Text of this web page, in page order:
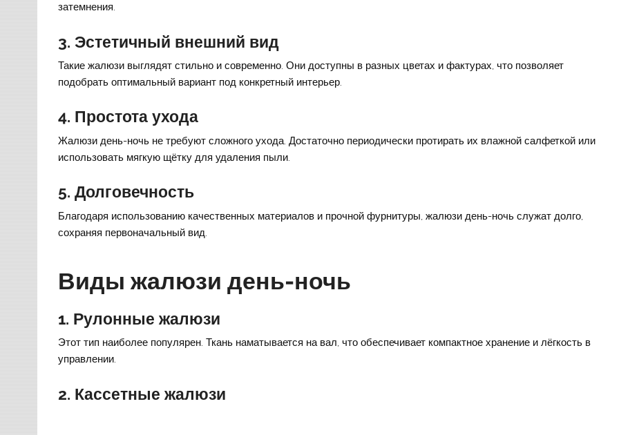
затемнения.
3.Эстетичный внешний вид
Такие жалюзи выглядят стильно и современно. Они доступны в разных цветах и фактурах, что позволяет
подобрать оптимальный вариант под конкретный интерьер.
4. Простота ухода
Жалюзи день-ночь не требуют сложного ухода. Достаточно периодически протирать их влажной салфеткой или
использовать мягкую щётку для удаления пыли.
5.Долговечность
Благодаря использованию качественных материалов и прочной фурнитуры, жалюзи день-ночь служат долго,
сохраняя первоначальный вид.
Виды жалюзи день-ночь
1. Рулонные жалюзи
Этот тип наиболее популярен. Ткань наматывается на вал, что обеспечивает компактное хранение и лёгкость в
управлении.
2. Кассетные жалюзи